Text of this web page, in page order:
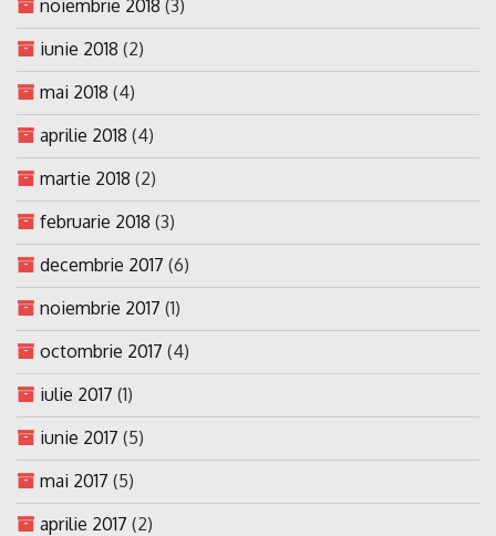
noiembrie 2018 (3)
iunie 2018 (2)
mai 2018 (4)
aprilie 2018 (4)
martie 2018 (2)
februarie 2018 (3)
decembrie 2017 (6)
noiembrie 2017 (1)
octombrie 2017 (4)
iulie 2017 (1)
iunie 2017 (5)
mai 2017 (5)
aprilie 2017 (2)